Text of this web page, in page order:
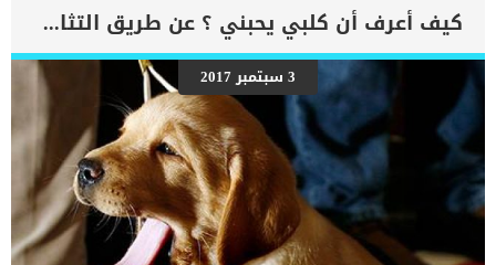
لتثبيت العظام داخل جسم الكلب. اقرأ ايضا: كسور العظام في الكلاب
وعلاجها تحتاج هذه العملية الى طبيب بيطرى متخصص في مشاكل
وإصابات العظام عند الكلاب لانها تحتاج الى الدقة والخبرة. تمكن هذه
العملية الكلب من استعادة نمط حياته بقدر كبير وليس بشكل كامل, مع
الالتزام بجميع تعليمات الطبيب البيطرى. اقرا ايضا: كسور الساق الامامية
للكلاب استكمل قراءة هذا المقال حتى تتعرف على الإجراءات والوقت
المستغرق للتعافى والانتعاش. إجراءات عملية قطع العظام لعلاج التقوس
عند الكلاب قبل الاسترسال فى إجراءات العملية عليك ان تعرف ان هناك
بعض الإجراءات التى يتوقف عليها قرار العملية مثل: التأكد من قدرة
الكلب […]
كيف أعرف أن كلبي يحبني ؟ عن طريق التثاؤب!
3 سبتمبر 2017